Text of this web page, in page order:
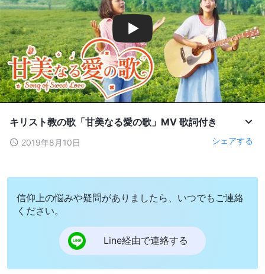
キリスト教の歌「甘美なる愛の歌」MV 歌詞付き
2019年8月10日 シェアする
信仰上の悩みや疑問がありましたら、いつでもご連絡
ください。
Line経由で連絡する